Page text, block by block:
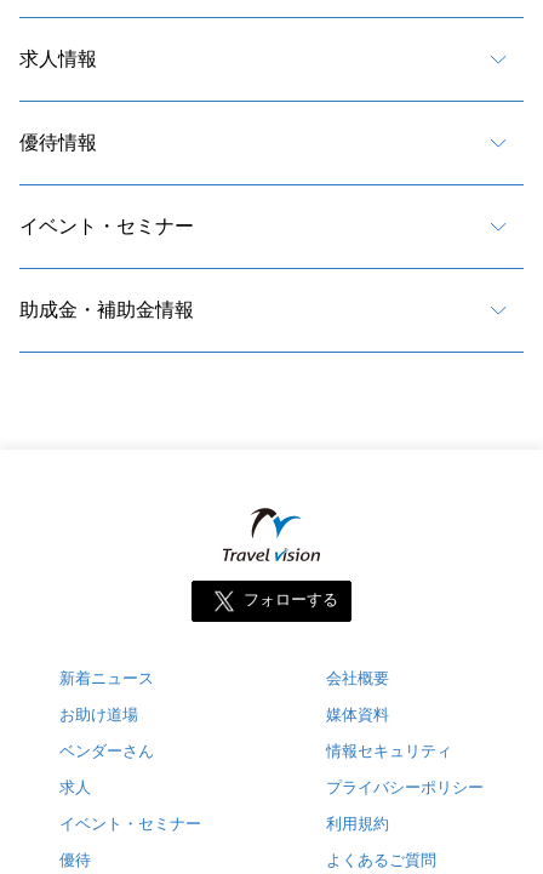
求人情報
優待情報
イベント・セミナー
助成金・補助金情報
フォローする
新着ニュース
お助け道場
ベンダーさん
求人
イベント・セミナー
優待
会社概要
媒体資料
情報セキュリティ
プライバシーポリシー
利用規約
よくあるご質問